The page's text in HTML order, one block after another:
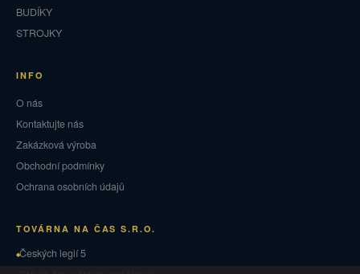
BUDÍKY
STROJKY
INFO
O nás
Kontaktujte nás
Zakázková výroba
Obchodní podmínky
Ochrana osobních údajů
TOVÁRNA NA ČAS S.R.O.
Českých legií 5